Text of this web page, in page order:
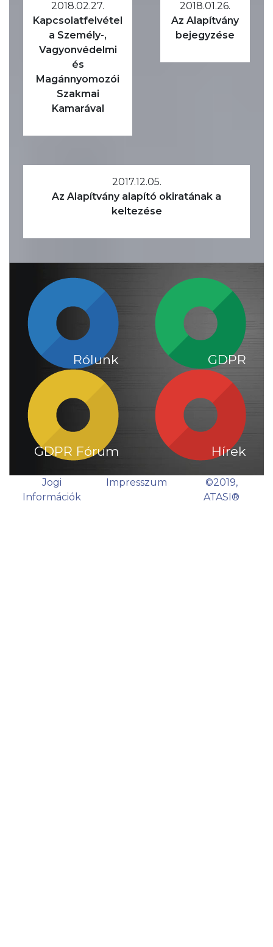
2018.02.27.
Kapcsolatfelvétel
a Személy-,
Vagyonvédelmi
és
Magánnyomozói
Szakmai
Kamarával
2018.01.26.
Az Alapítvány
bejegyzése
2017.12.05.
Az Alapítvány alapító okiratának a
keltezése
Rólunk GDPR
GDPR Fórum Hírek
Jogi
Információk
Impresszum
©2019,
ATASI®